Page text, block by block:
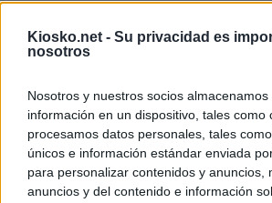
Kiosko.net - Su privacidad es
nosotros
Nosotros y nuestros socios
información en un dispositivo, tales como
procesamos datos personales, tales
únicos e información estándar enviada
para personalizar contenidos y anuncios,
anuncios y del contenido e información
© Kiosko.net Aviso Legal Privacidad y